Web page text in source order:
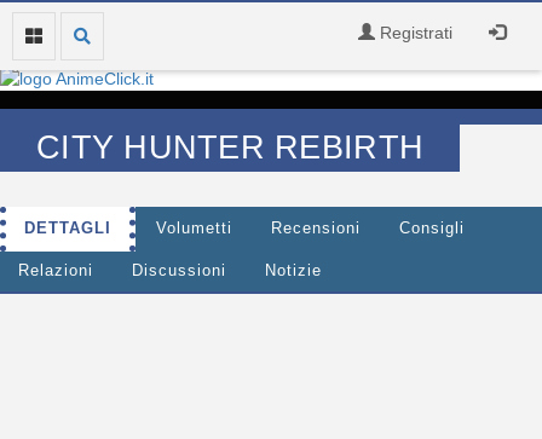
Registrati
CITY HUNTER REBIRTH
DETTAGLI Volumetti Recensioni Consigli
Relazioni Discussioni Notizie